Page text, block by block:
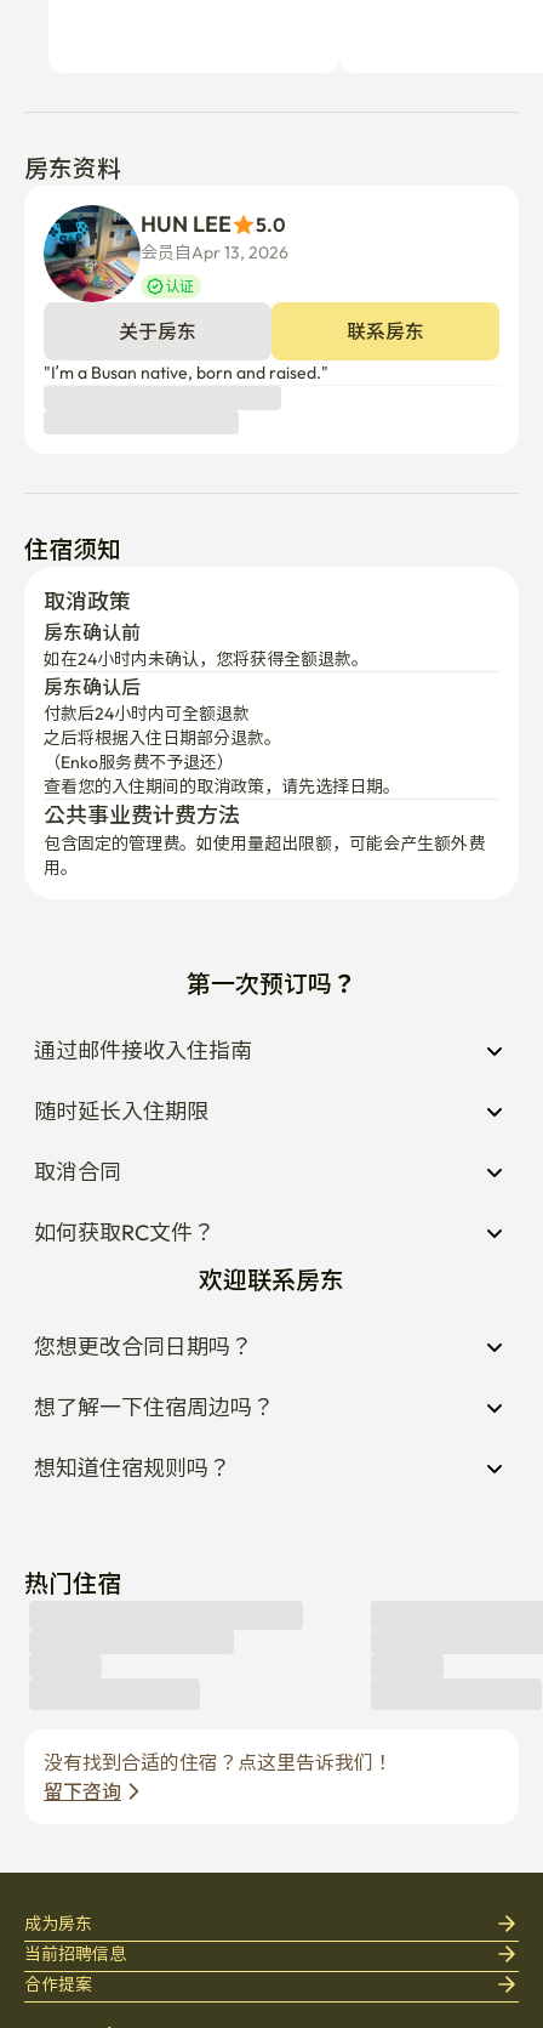
房东资料
HUN LEE 5.0
会员自Apr 13, 2026
认证
关于房东 联系房东
"I’m a Busan native, born and raised."
住宿须知
取消政策
房东确认前
如在24小时内未确认，您将获得全额退款。
房东确认后
付款后24小时内可全额退款
之后将根据入住日期部分退款。
（Enko服务费不予退还）
查看您的入住期间的取消政策，请先选择日期。
公共事业费计费方法
包含固定的管理费。如使用量超出限额，可能会产生额外费
用。
第一次预订吗？
通过邮件接收入住指南
随时延长入住期限
取消合同
如何获取RC文件？
欢迎联系房东
您想更改合同日期吗？
想了解一下住宿周边吗？
想知道住宿规则吗？
热门住宿
没有找到合适的住宿？点这里告诉我们！
留下咨询
成为房东
当前招聘信息
合作提案